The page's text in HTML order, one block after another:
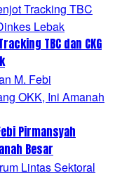
TBC dan CKG
Pirmansyah
Besar